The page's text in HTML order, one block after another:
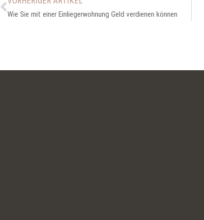
Wie Sie mit einer Einliegerwohnung Geld verdienen können